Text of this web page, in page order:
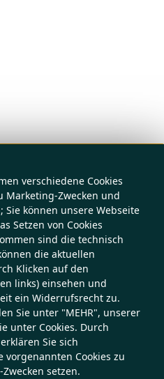
verschiedene Cookies
Marketing-Zwecken und
Sie können unsere Webseite
Setzen von Cookies
sind die technisch
die aktuellen
Klicken auf den
links) einsehen und
ein Widerrufsrecht zu.
Sie unter "MEHR", unserer
unter Cookies. Durch
Sie sich
Cookies zu
setzen.